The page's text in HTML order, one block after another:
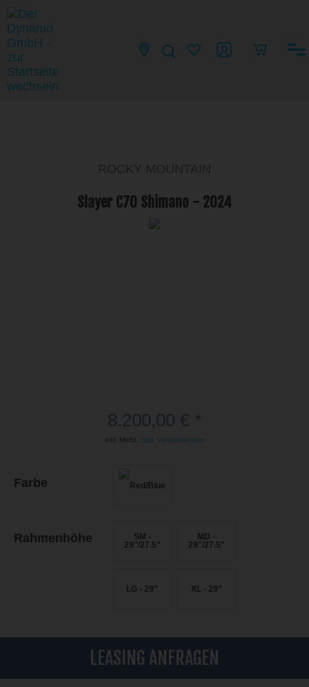
ROCKY MOUNTAIN
Slayer C70 Shimano - 2024
inkl. MwSt. zzgl. Versandkosten
Farbe
Rahmenhöhe
SM -
29"/27.5"
MD -
29"/27.5"
LG - 29" XL - 29"
LEASING ANFRAGEN